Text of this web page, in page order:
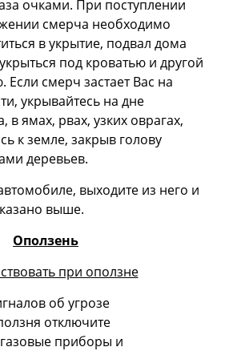
очками. При поступлении
смерча необходимо
в укрытие, подвал дома
под кроватью и другой
смерч застает Вас на
укрывайтесь на дне
в ямах, рвах, узких оврагах,
к земле, закрыв голову
деревьев.
выходите из него и
выше.
Оползень
при оползне
об угрозе
отключите
приборы и